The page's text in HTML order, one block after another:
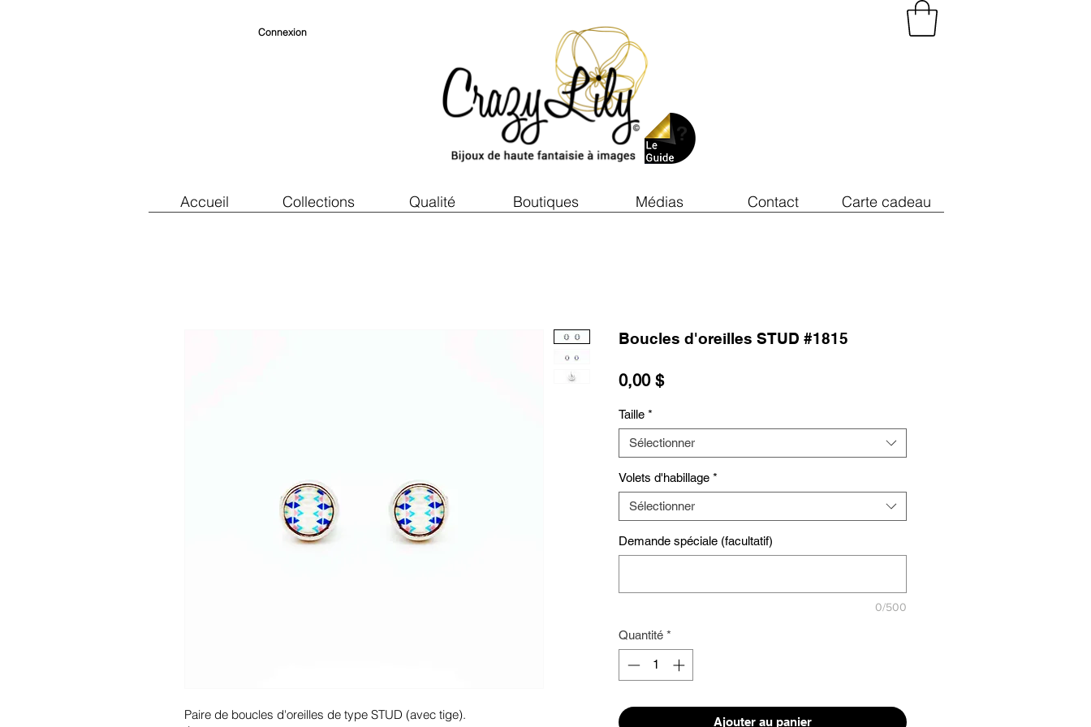
Accueil Collections Qualité Boutiques Médias Contact Carte cadeau
Connexion
Paire de boucles d'oreilles de type STUD (avec tige).
Boucles d'oreilles STUD #1815
0,00 $Prix
Taille *
Sélectionner
Volets d'habillage *
Sélectionner
Demande spéciale (facultatif)
0/500
Quantité *
Ajouter au panier